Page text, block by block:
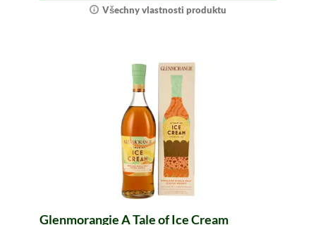
Všechny vlastnosti produktu
Glenmorangie A Tale of Ice Cream